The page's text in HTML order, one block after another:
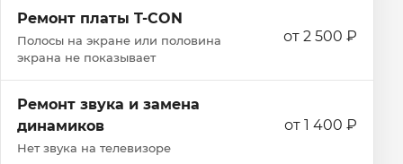
Ремонт платы T-CON
Полосы на экране или половина
экрана не показывает
от 2 500 ₽
Ремонт звука и замена
динамиков
Нет звука на телевизоре
от 1 400 ₽